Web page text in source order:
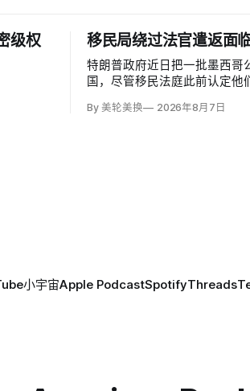
级权
移民局绕过法官遣返面
特朗普政府近日把一批墨西哥
国，尽管移民法庭此前认定他
给予暂缓遣返保护。知情人士
By 美轮美换 2026年8月7日
小宇宙Apple PodcastSpotifyThreads